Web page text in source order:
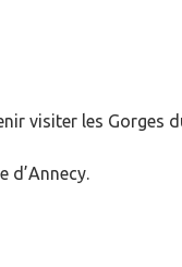
visiter les Gorges
d’Annecy.